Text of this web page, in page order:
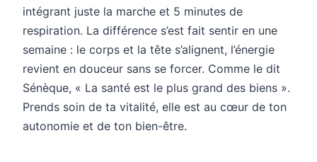
intégrant juste la marche et 5 minutes de
respiration. La différence s’est fait sentir en une
semaine : le corps et la tête s’alignent, l’énergie
revient en douceur sans se forcer. Comme le dit
Sénèque, « La santé est le plus grand des biens ».
Prends soin de ta vitalité, elle est au cœur de ton
autonomie et de ton bien-être.